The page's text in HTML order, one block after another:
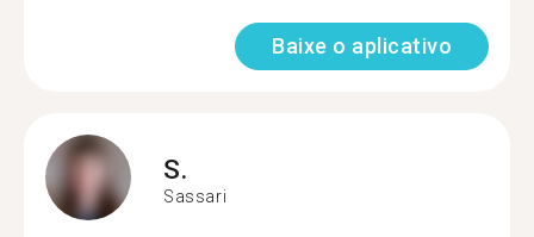
Baixe o aplicativo
S.
Sassari